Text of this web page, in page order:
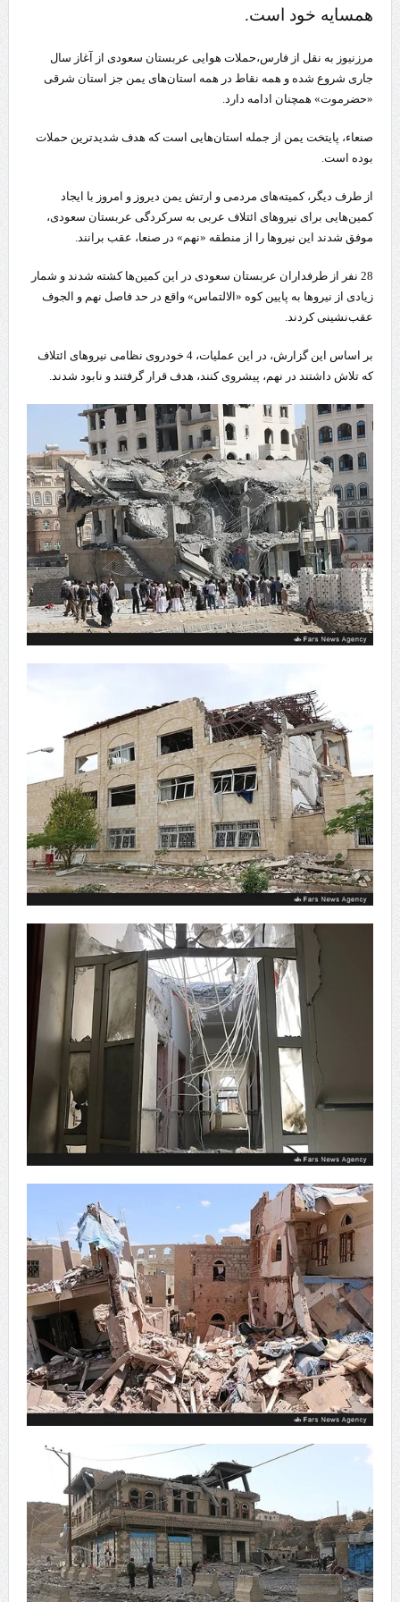
همسایه خود است.
مرزنیوز به نقل از فارس،حملات هوایی عربستان سعودی از آغاز سال
جاری شروع شده و همه‌ نقاط در همه استان‌های یمن جز استان شرقی
«حضرموت» همچنان ادامه دارد.
صنعاء، پایتخت یمن از جمله استان‌هایی است که هدف شدیدترین حملات
بوده است.
از طرف دیگر، کمیته‌های مردمی و ارتش یمن دیروز و امروز با ایجاد
کمین‌هایی برای نیروهای ائتلاف عربی به سرکردگی عربستان سعودی،
موفق شدند این نیروها را از منطقه «نهم» در صنعا، عقب برانند.
28 نفر از طرفداران عربستان سعودی در این کمین‌ها کشته شدند و شمار
زیادی از نیروها به پایین کوه «الالتماس» واقع در حد فاصل نهم و الجوف
عقب‌نشینی کردند.
بر اساس این گزارش، در این عملیات، 4 خودروی نظامی نیروهای ائتلاف
که تلاش داشتند در نهم، پیشروی کنند، هدف قرار گرفتند و نابود شدند.